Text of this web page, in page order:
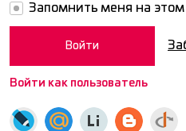
Запомнить меня на
Войти как пользователь